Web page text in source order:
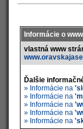
Informácie o
vlastná www
Ďalšie
» Informácie na
» Informácie na
» Informácie na
» Informácie na
» Informácie na